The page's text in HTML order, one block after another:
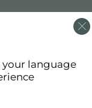
反映了福斯特的
your language